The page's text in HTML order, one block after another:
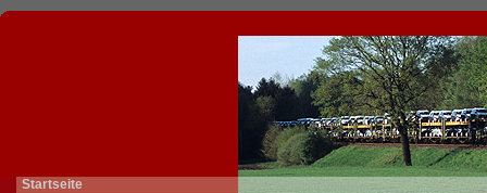
Startseite